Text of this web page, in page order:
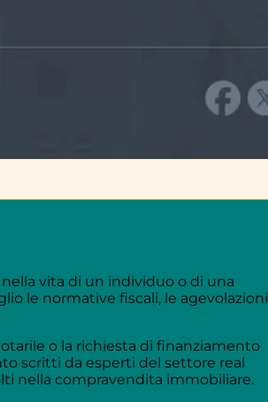
vita di un individuo o di una
le normative fiscali, le agevolazioni
o la richiesta di finanziamento
scritti da esperti del settore real
nella compravendita immobiliare.